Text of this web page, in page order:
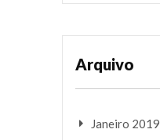
Arquivo
Janeiro 2019